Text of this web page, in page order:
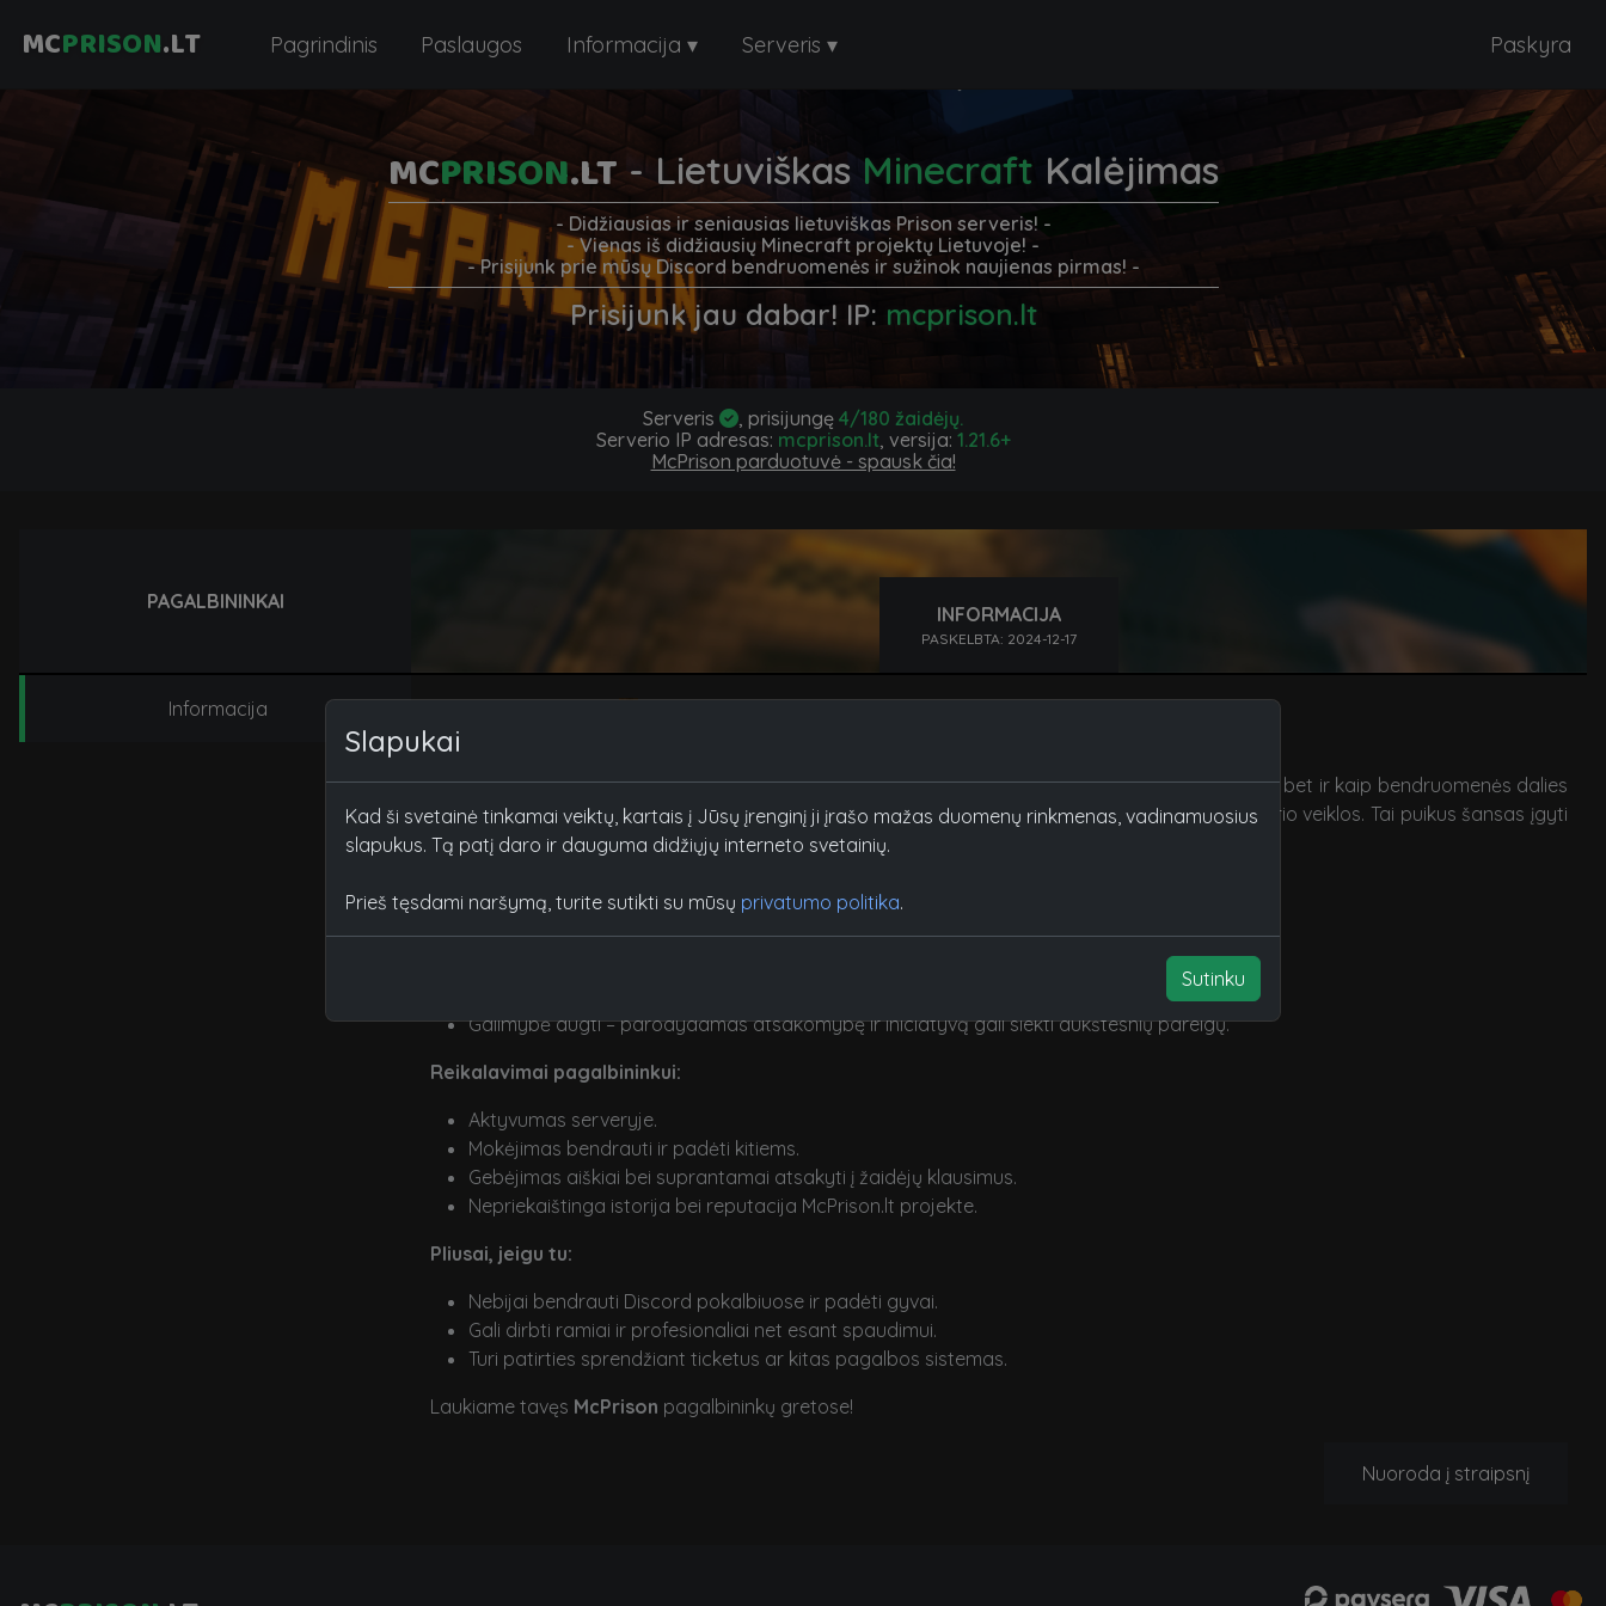
MCPRISON.LT Pagrindinis Paslaugos Informacija ▾ Serveris ▾ Paskyra
MCPRISON.LT - Lietuviškas Minecraft Kalėjimas
- Didžiausias ir seniausias lietuviškas Prison serveris! -
- Vienas iš didžiausių Minecraft projektų Lietuvoje! -
- Prisijunk prie mūsų Discord bendruomenės ir sužinok naujienas pirmas! -
Prisijunk jau dabar! IP: mcprison.lt
Serveris , prisijungę 4/180 žaidėjų.
Serverio IP adresas: mcprison.lt, versija: 1.21.6+
McPrison parduotuvė - spausk čia!
PAGALBININKAI
Informacija
INFORMACIJA
PASKELBTA: 2024-12-17
Kviečiame prisijungti prie McPrison pagalbininkų komandos!
Tapęs pagalbininku turėsi galimybę patirti unikalią patirtį McPrison serveryje ne tik kaip žaidėjas, bet ir kaip bendruomenės dalies
palaikytojas. Padėsi kitiems žaidėjams, atsakysi į jų klausimus bei prisidėsi prie sklandžios serverio veiklos. Tai puikus šansas įgyti
naujų įgūdžių ir tapti neatsiejama serverio bendruomenės dalimi!
Ko tikėtis tapus pagalbininku mūsų gretose?
Komandinė veikla – dirbsi kartu su kitais pagalbininkais ir administracija siekiant
Galimybė augti – parodydamas atsakomybę ir iniciatyvą gali siekti aukštesnių pareigų.
Reikalavimai pagalbininkui:
Aktyvumas serveryje.
Mokėjimas bendrauti ir padėti kitiems.
Gebėjimas aiškiai bei suprantamai atsakyti į žaidėjų klausimus.
Nepriekaištinga istorija bei reputacija McPrison.lt projekte.
Pliusai, jeigu tu:
Nebijai bendrauti Discord pokalbiuose ir padėti gyvai.
Gali dirbti ramiai ir profesionaliai net esant spaudimui.
Turi patirties sprendžiant ticketus ar kitas pagalbos sistemas.
Laukiame tavęs McPrison pagalbininkų gretose!
Nuoroda į straipsnį
Slapukai
Kad ši svetainė tinkamai veiktų, kartais į Jūsų įrenginį ji įrašo mažas duomenų rinkmenas, vadinamuosius
slapukus. Tą patį daro ir dauguma didžiųjų interneto svetainių.
Prieš tęsdami naršymą, turite sutikti su mūsų privatumo politika.
Sutinku